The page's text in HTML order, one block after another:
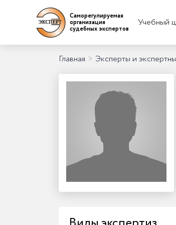
Саморегулируемая
организация
судебных экспертов
Учебный
Главная > Эксперты и